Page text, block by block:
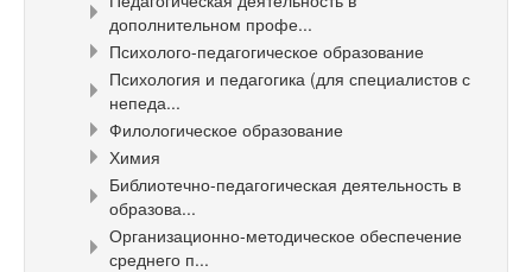
дополнительном профе...
Психолого-педагогическое образование
Психология и педагогика (для специалистов с
непеда...
Филологическое образование
Химия
Библиотечно-педагогическая деятельность в
образова...
Организационно-методическое обеспечение
среднего п...